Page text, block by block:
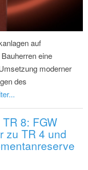
auf
eine
moderner
des
8: FGW
zu TR 4 und